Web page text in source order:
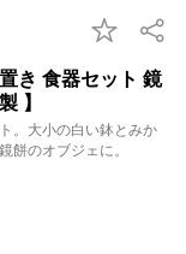
き 食器セット 鏡
】
。大小の白い鉢とみか
餅のオブジェに。